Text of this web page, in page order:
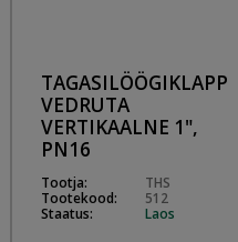
TAGASILÖÖGIKLAPP
VEDRUTA
VERTIKAALNE 1",
PN16
Tootja:
THS
Tootekood:
512
Staatus:
Laos